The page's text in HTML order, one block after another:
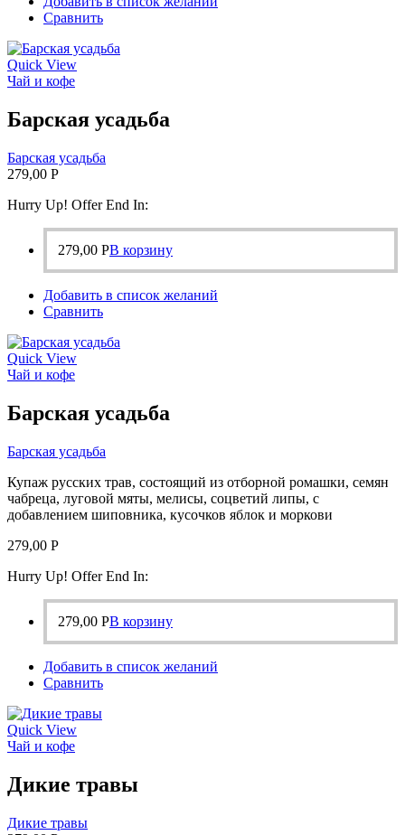
Сравнить
Quick View
Чай и кофе
Барская усадьба
Барская усадьба
279,00 Р
Hurry Up! Offer End In:
279,00 РВ корзину
Добавить в список желаний
Сравнить
Quick View
Чай и кофе
Барская усадьба
Барская усадьба
Купаж русских трав, состоящий из отборной ромашки, семян
чабреца, луговой мяты, мелисы, соцветий липы, с
добавлением шиповника, кусочков яблок и моркови
279,00 Р
Hurry Up! Offer End In:
279,00 РВ корзину
Добавить в список желаний
Сравнить
Quick View
Чай и кофе
Дикие травы
Дикие травы